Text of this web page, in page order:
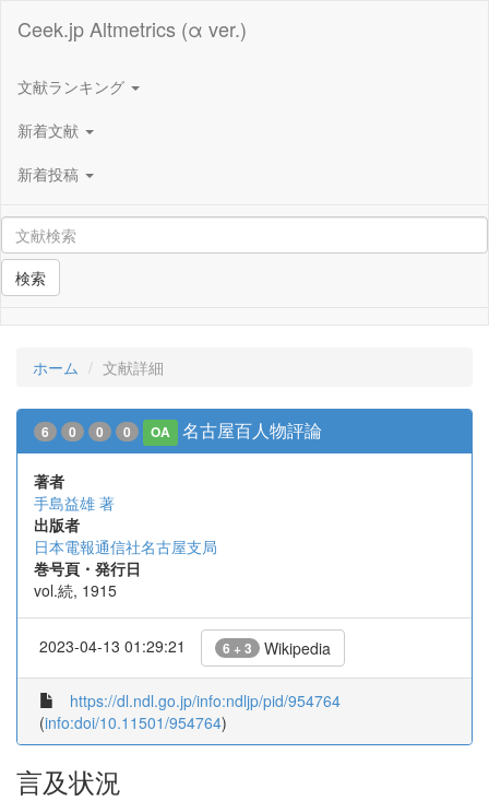
Ceek.jp Altmetrics (α ver.)
文献ランキング
新着文献
新着投稿
検索
ホーム 文献詳細
6 0 0 0 OA 名古屋百人物評論
著者
手島益雄 著
出版者
日本電報通信社名古屋支局
巻号頁・発行日
vol.続, 1915
2023-04-13 01:29:21 6 + 3 Wikipedia
https://dl.ndl.go.jp/info:ndljp/pid/954764
(info:doi/10.11501/954764)
言及状況